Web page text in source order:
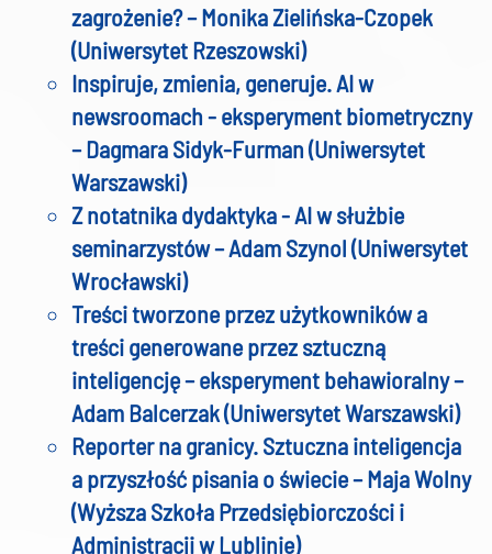
zagrożenie? – Monika Zielińska-Czopek
(Uniwersytet Rzeszowski)
Inspiruje, zmienia, generuje. AI w
newsroomach - eksperyment biometryczny
– Dagmara Sidyk-Furman (Uniwersytet
Warszawski)
Z notatnika dydaktyka - AI w służbie
seminarzystów – Adam Szynol (Uniwersytet
Wrocławski)
Treści tworzone przez użytkowników a
treści generowane przez sztuczną
inteligencję – eksperyment behawioralny –
Adam Balcerzak (Uniwersytet Warszawski)
Reporter na granicy. Sztuczna inteligencja
a przyszłość pisania o świecie – Maja Wolny
(Wyższa Szkoła Przedsiębiorczości i
Administracji w Lublinie)